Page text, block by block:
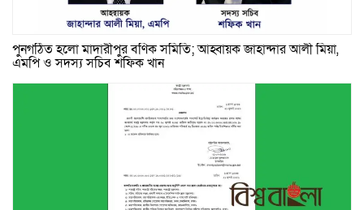
পুনর্গঠিত হলো মাদারীপুর বণিক সমিতি; আহ্বায়ক জাহান্দার আলী মিয়া,
এমপি ও সদস্য সচিব শফিক খান